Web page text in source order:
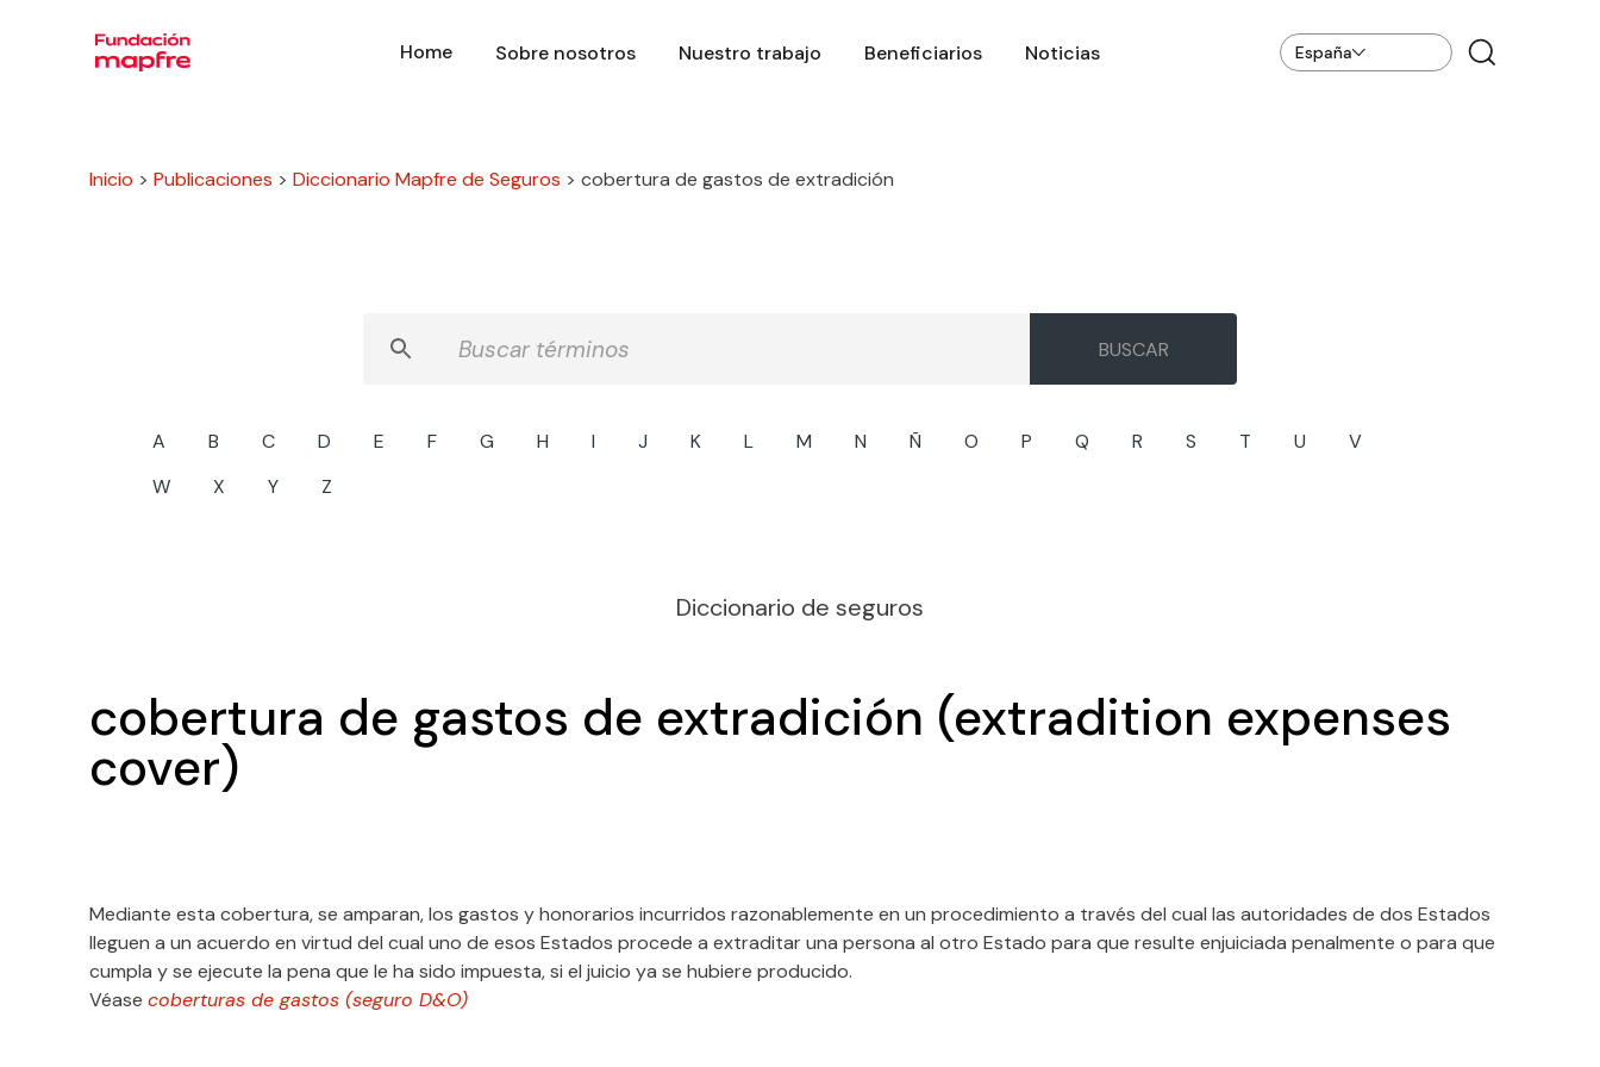
Home Sobre nosotros Nuestro trabajo Beneficiarios Noticias España
Inicio > Publicaciones > Diccionario Mapfre de Seguros > cobertura de gastos de extradición
A B C D E F G H I J K L M N Ñ O P Q R S T U
V
W
X Y Z
Diccionario de seguros
cobertura de gastos de extradición (extradition expenses
cover)
Mediante esta cobertura, se amparan, los gastos y honorarios incurridos razonablemente en un procedimiento a través del cual las autoridades de dos Estados
lleguen a un acuerdo en virtud del cual uno de esos Estados procede a extraditar una persona al otro Estado para que resulte enjuiciada penalmente o para que
cumpla y se ejecute la pena que le ha sido impuesta, si el juicio ya se hubiere producido.
Véase coberturas de gastos (seguro D&O)